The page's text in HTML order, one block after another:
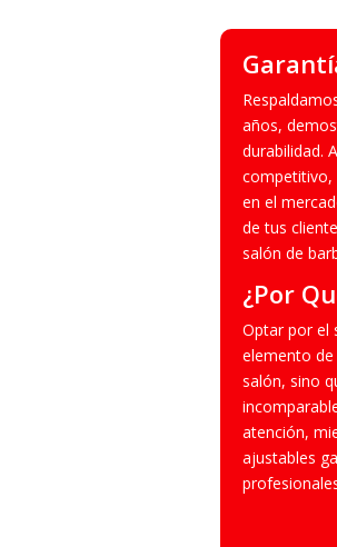
Sillón
barbero
años,
durabilidad.
competitivo,
en el
de tus
salón de
¿Por
Optar por el
elemento
salón, sino
atención,
ajustables